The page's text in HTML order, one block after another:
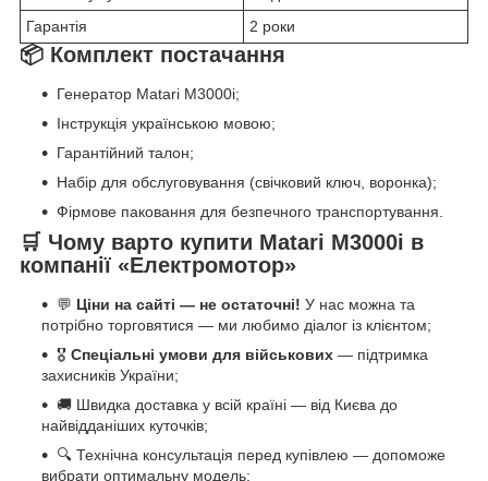
Гарантія
2 роки
📦 Комплект постачання
Генератор Matari M3000i;
Інструкція українською мовою;
Гарантійний талон;
Набір для обслуговування (свічковий ключ, воронка);
Фірмове паковання для безпечного транспортування.
🛒 Чому варто купити Matari M3000i в
компанії «Електромотор»
💬 Ціни на сайті — не остаточні! У нас можна та
потрібно торговятися — ми любимо діалог із клієнтом;
🎖 Спеціальні умови для військових — підтримка
захисників України;
🚚 Швидка доставка у всій країні — від Києва до
найвідданіших куточків;
🔍 Технічна консультація перед купівлею — допоможе
вибрати оптимальну модель;